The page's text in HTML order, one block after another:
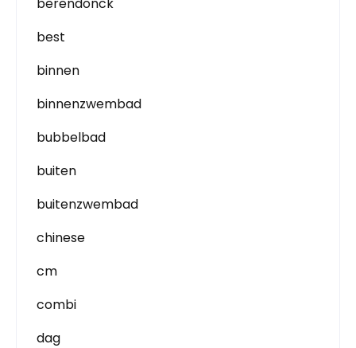
best
binnen
binnenzwembad
bubbelbad
buiten
buitenzwembad
chinese
cm
combi
dag